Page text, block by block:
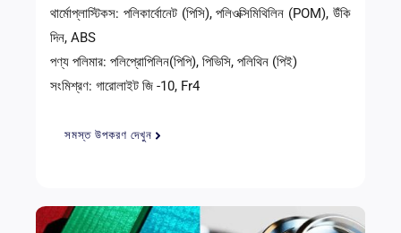
থার্মোপ্লাস্টিকস: পলিকার্বোনেট (পিসি), পলিওক্সিমিথিলিন (POM), উঁকি
দিন, ABS
পণ্য পলিমার: পলিপ্রোপিলিন(পিপি), পিভিসি, পলিথিন (পিই)
সংমিশ্রণ: গারোলাইট জি -10, Fr4
সমস্ত উপকরণ দেখুন